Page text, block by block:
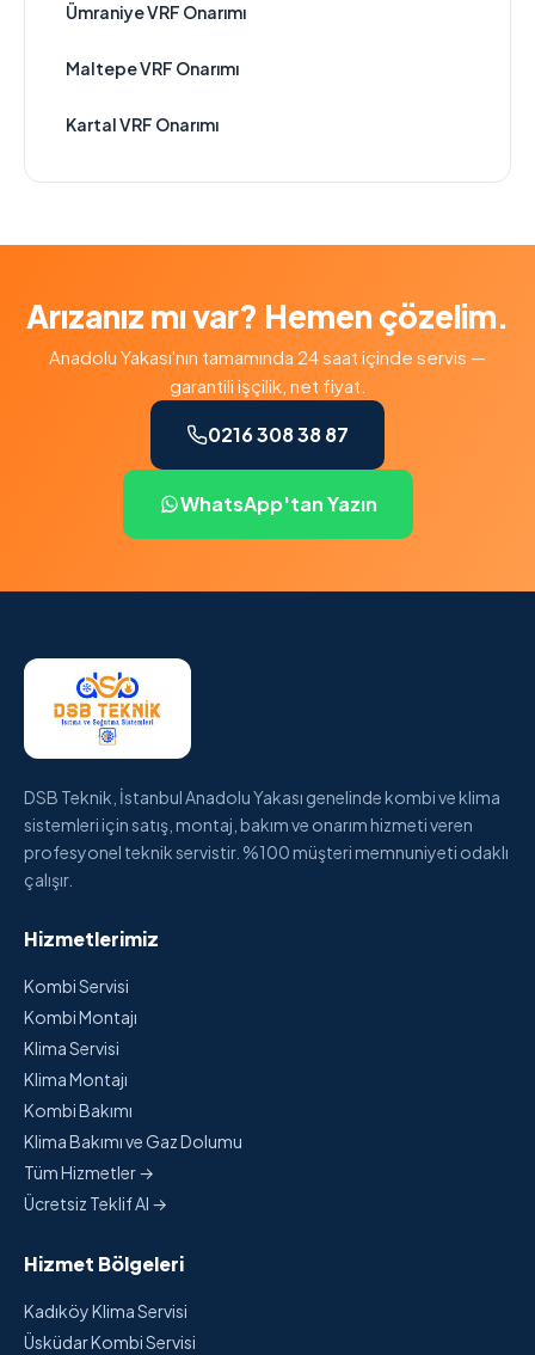
Ümraniye VRF Onarımı
Maltepe VRF Onarımı
Kartal VRF Onarımı
Arızanız mı var? Hemen çözelim.
Anadolu Yakası'nın tamamında 24 saat içinde servis —
garantili işçilik, net fiyat.
0216 308 38 87
WhatsApp'tan Yazın
DSB Teknik, İstanbul Anadolu Yakası genelinde kombi ve klima
sistemleri için satış, montaj, bakım ve onarım hizmeti veren
profesyonel teknik servistir. %100 müşteri memnuniyeti odaklı
çalışır.
Hizmetlerimiz
Kombi Servisi
Kombi Montajı
Klima Servisi
Klima Montajı
Kombi Bakımı
Klima Bakımı ve Gaz Dolumu
Tüm Hizmetler →
Ücretsiz Teklif Al →
Hizmet Bölgeleri
Kadıköy Klima Servisi
Üsküdar Kombi Servisi